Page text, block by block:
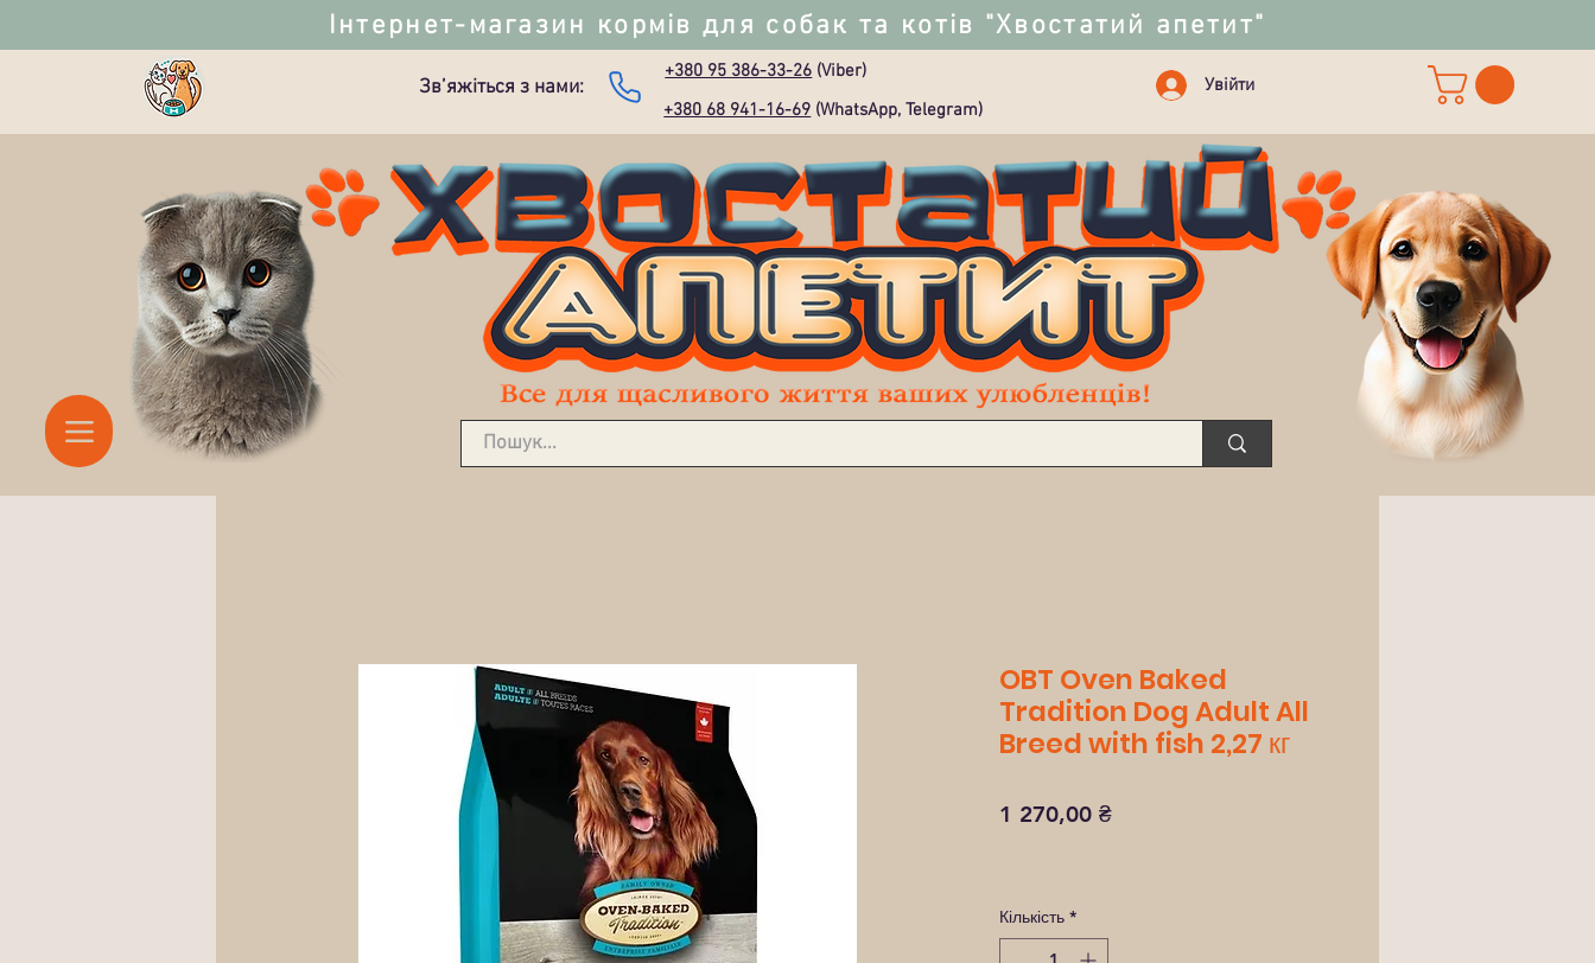
Інтернет-магазин кормів для собак та котів "Хвостатий апетит"
Зв’яжіться з нами:
+380 95 386-33-26 (Viber)
+380 68 941-16-69 (WhatsApp, Telegram)
Увійти
OBT Oven Baked
Tradition Dog Adult All
Breed with fish 2,27 кг
1 270,00 ₴Ціна
Кількість *